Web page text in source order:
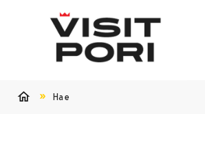
Hae